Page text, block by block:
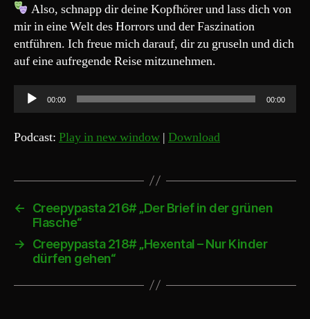
Also, schnapp dir deine Kopfhörer und lass dich von
mir in eine Welt des Horrors und der Faszination
entführen. Ich freue mich darauf, dir zu gruseln und dich
auf eine aufregende Reise mitzunehmen.
u
d
P
a
00:00 00:00
Podcast: Play in new window | Download
←
Creepypasta 216# „Der Brief in der grünen
Flasche“
→
Creepypasta 218# „Hexental – Nur Kinder
dürfen gehen“